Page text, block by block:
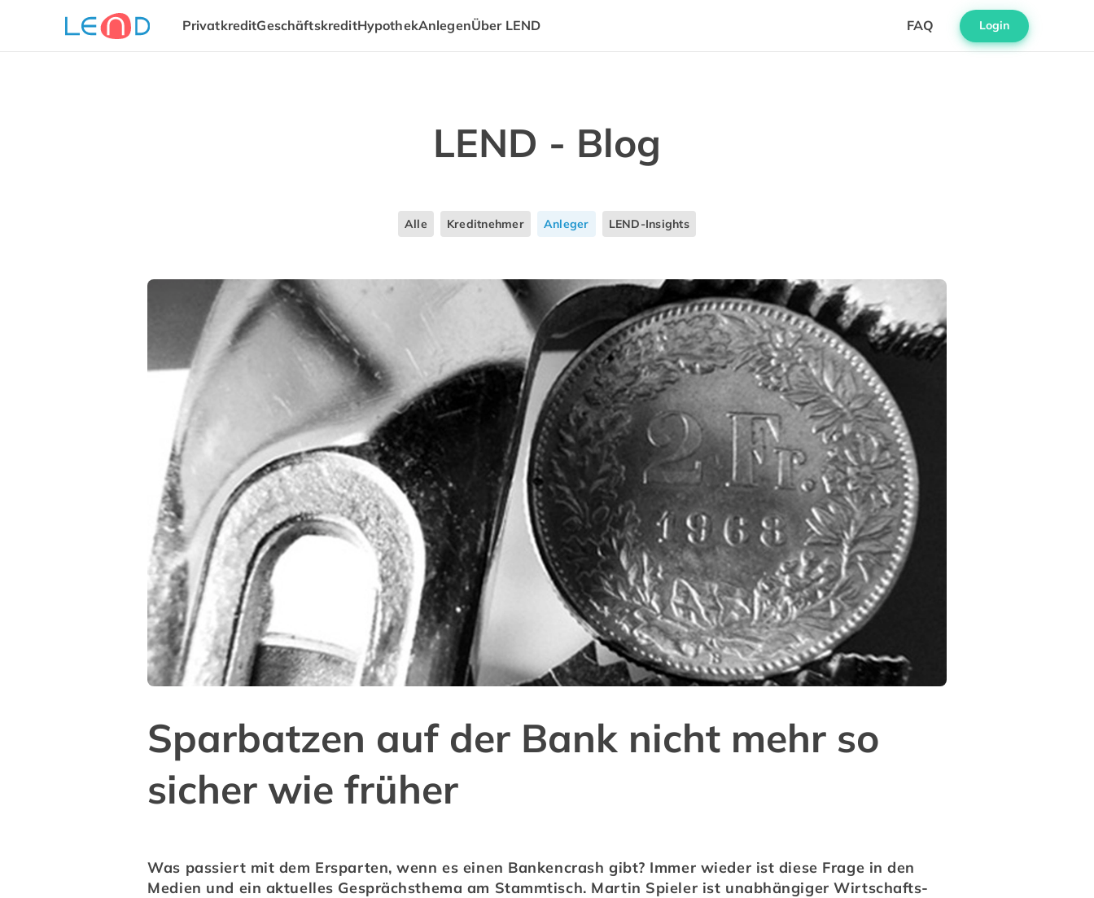
PrivatkreditGeschäftskreditHypothekAnlegenÜber LEND FAQ Login
LEND - Blog
Alle Kreditnehmer Anleger LEND-Insights
Sparbatzen auf der Bank nicht mehr so
sicher wie früher
Was passiert mit dem Ersparten, wenn es einen Bankencrash gibt? Immer wieder ist diese Frage in den
Medien und ein aktuelles Gesprächsthema am Stammtisch. Martin Spieler ist unabhängiger Wirtschafts-